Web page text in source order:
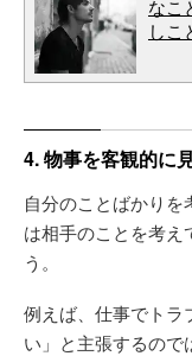
なこ
しこ
4. 物事を客観的に
自分のことばかり
は相手のことを考え
う。
例えば、仕事でトラ
い」と主張するので